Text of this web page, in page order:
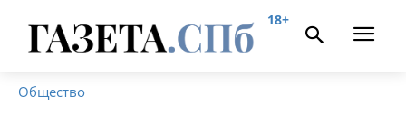
18+
Общество